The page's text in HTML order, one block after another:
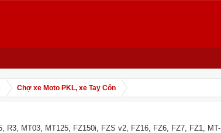
Chợ xe Moto PKL, xe Tay Côn
R3, MT03, MT125, FZ150i, FZS v2, FZ16, FZ6, FZ7, FZ1, MT-